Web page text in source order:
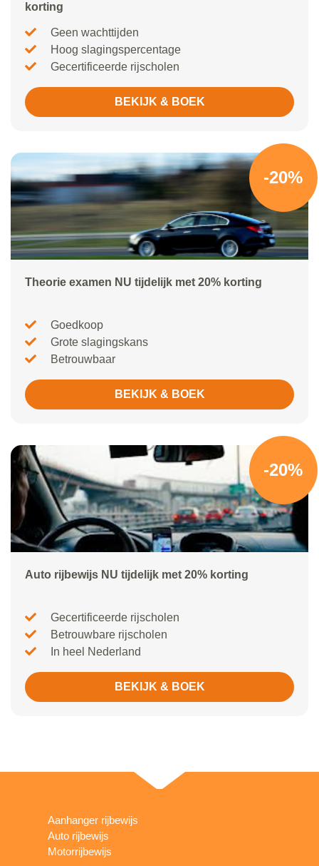
korting
Geen wachttijden
Hoog slagingspercentage
Gecertificeerde rijscholen
BEKIJK & BOEK
-20%
Theorie examen NU tijdelijk met 20% korting
Goedkoop
Grote slagingskans
Betrouwbaar
BEKIJK & BOEK
-20%
Auto rijbewijs NU tijdelijk met 20% korting
Gecertificeerde rijscholen
Betrouwbare rijscholen
In heel Nederland
BEKIJK & BOEK
Aanhanger rijbewijs
Auto rijbewijs
Motorrijbewijs